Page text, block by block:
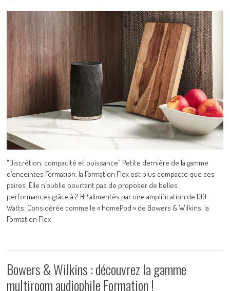
"Discrétion, compacité et puissance" Petite dernière de la gamme
d’enceintes Formation, la Formation Flex est plus compacte que ses
paires. Elle n’oublie pourtant pas de proposer de belles
performances grâce à 2 HP alimentés par une amplification de 100
Watts. Considérée comme le « HomePod » de Bowers & Wilkins, la
Formation Flex
Bowers & Wilkins : découvrez la gamme
multiroom audiophile Formation !